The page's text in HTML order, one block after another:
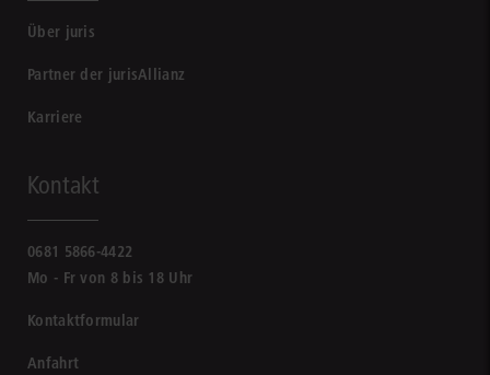
Über juris
Partner der jurisAllianz
Karriere
Kontakt
0681 5866-4422
Mo - Fr von 8 bis 18 Uhr
Kontaktformular
Anfahrt